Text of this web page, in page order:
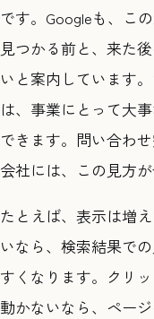
です。Googleも、こ
見つかる前と、来た
いと案内しています
は、事業にとって大
できます。問い合わ
会社には、この見方が
たとえば、表示は増
いなら、検索結果で
すくなります。クリ
動かないなら、ペー